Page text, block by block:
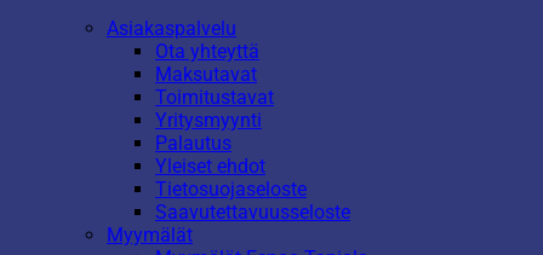
Asiakaspalvelu
Ota yhteyttä
Maksutavat
Toimitustavat
Yritysmyynti
Palautus
Yleiset ehdot
Tietosuojaseloste
Saavutettavuusseloste
Myymälät